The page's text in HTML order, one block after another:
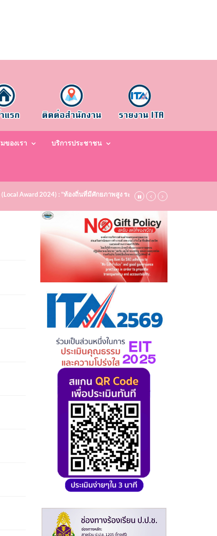
ของเรา บริการประชาชน
Award 2024) : "ท้องถิ่นที่มีศักยภาพสูง ระดับชมเชย (Bronze)" ประจำปี พ.